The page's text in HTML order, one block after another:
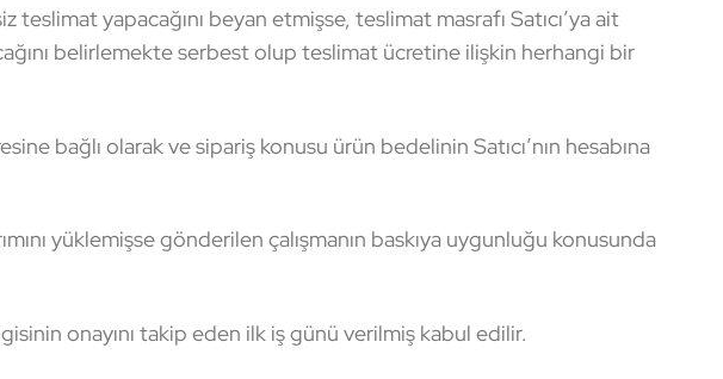
yapacağını beyan etmişse, teslimat masrafı Satıcı’ya ait
belirlemekte serbest olup teslimat ücretine ilişkin herhangi bir
bağlı olarak ve sipariş konusu ürün bedelinin Satıcı’nın hesabına
yüklemişse gönderilen çalışmanın baskıya uygunluğu konusunda
onayını takip eden ilk iş günü verilmiş kabul edilir.